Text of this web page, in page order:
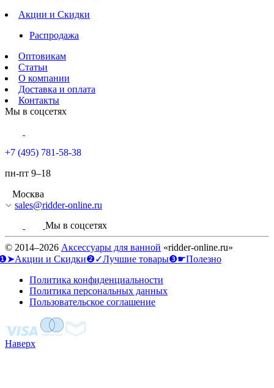
Акции и Скидки
Распродажа
Оптовикам
Статьи
О компании
Доставка и оплата
Контакты
Мы в соцсетях
+7 (495) 781-58-38
пн-пт 9–18
Москва
sales@ridder-online.ru
Мы в соцсетях
© 2014–2026 Аксессуары для ванной «ridder-online.ru»
и Скидки❷✓Лучшие товары❸☛Полезно
Политика конфиденциальности
Политика персональных данных
Пользовательское соглашение
Наверх